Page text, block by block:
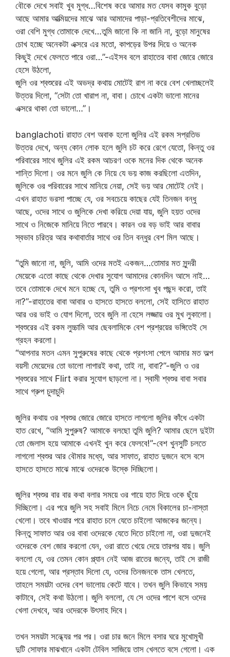
বৌকে দেখে সবাই খুব মুগ্ধ…বিশেষ করে আমার মত যেসব কামুক বুড়ো
আছে আমার আত্মিয়দের মাঝে আর আমাদের পাড়া-প্রতিবেশীদের মাঝে,
ওরা বেশি মুগ্ধ তোমাকে দেখে…তুমি জানো কি না জানি না, বুড়ো মানুষের
চোখ হচ্ছে অনেকটা এক্সরে এর মতো, কাপড়ের উপর দিয়ে ও অনেক
কিছুই দেখে ফেলতে পারে ওরা…”-এইসব বলে রাহাতের বাবা জোরে জোরে
হেসে উঠলো,
জুলি ওর শ্বশুরের এই অভদ্র কথায় মোটেই রাগ না করে বেশ খেলাচ্ছলেই
উত্তর দিলো, “সেটা তো খারাপ না, বাবা। চোখে একটা ভালো মানের
এক্সরে থাকা তো ভালো…”।
banglachoti রাহাত বেশ অবাক হলো জুলির এই রকম সপ্রতিভ
উত্তর দেখে, অন্য কোন লোক হলে জুলি চট করে রেগে যেতো, কিন্তু ওর
পরিবারের সাথে জুলির এই রকম আচরণ ওকে মনের দিক থেকে অনেক
শান্তি দিলো। ওর মনে জুলি কে নিয়ে যে ভয় কাজ করছিলো এতদিন,
জুলিকে ওর পরিবারের সাথে মানিয়ে নেয়া, সেই ভয় আর মোটেই নেই।
এখন রাহাত ভরসা পাচ্ছে যে, ওর সবচেয়ে কাছের যেই তিনজন বন্ধু
আছে, ওদের সাথে ও জুলিকে দেখা করিয়ে দেয়া যায়, জুলি হয়ত ওদের
সাথে ও নিজেকে মানিয়ে নিতে পারবে। কারন ওর বড় ভাই আর বাবার
স্বভাব চরিত্র আর কথাবার্তার সাথে ওর তিন বন্ধুর বেশ মিল আছে।
“তুমি জানো না, জুলি, আমি ওদের মতই একজন…তোমার মত সুন্দরী
মেয়েকে এতো কাছে থেকে দেখার সুযোগ আমাদের কোনদিন আসে নাই…
তবে তোমাকে দেখে মনে হচ্ছে যে, তুমি ও প্রশংসা খুব পছন্দ করো, তাই
না?”-রাহাতের বাবা আবার ও হাসতে হাসতে বললো, সেই হাসিতে রাহাত
আর ওর ভাই ও যোগ দিলো, তবে জুলি না হেসে লজ্জায় ওর মুখ লুকালো।
শ্বশুরের এই রকম লুচ্চামি আর ছেবলামিকে বেশ প্রশ্রয়ের ভঙ্গিতেই সে
গ্রহন করলো।
“আপনার মতন এমন সুপুরুষের কাছে থেকে প্রশংসা পেলে আমার মত অল্প
বয়সী মেয়েদের তো ভালো লাগারই কথা, তাই না, বাবা?”-জুলি ও ওর
শ্বশুরের সাথে Flirt করার সুযোগ ছাড়লো না। স্বামী শ্বশুর বাবা সবার
সাথে গ্রুপ চুদাচুদি
জুলির কথায় ওর শ্বশুর জোরে জোরে হাসতে লাগলো জুলির কাঁধে একটা
হাত রেখে, “আমি সুপুরুষ? আমাকে বলছো তুমি জুলি? আমার ছেলে দুইটা
তো জেলাস হয়ে আমাকে এখনই খুন করে ফেলবে!”-বেশ খুনসুটি চলতে
লাগলো শ্বশুর আর বৌমার মধ্যে, আর সাফাত, রাহাত দুজনে বসে বসে
হাসতে হাসতে মাঝে মাঝে ওদেরকে উস্কে দিচ্ছিলো।
জুলির শ্বশুর বার বার কথা বলার সময়ে ওর গায়ে হাত দিয়ে ওকে ছুঁয়ে
দিচ্ছিলো। এর পরে জুলি সহ সবাই মিলে নিচে নেমে বিকালের চা-নাস্তা
খেলো। তবে খাওয়ার পরে রাহাত চলে যেতে চাইলো আজকের জন্যে।
কিন্তু সাফাত আর ওর বাবা ওদেরকে যেতে দিতে চাইলো না, ওরা দুজনেই
ওদেরকে বেশ জোর করলো যেন, ওরা রাতে খেয়ে দেয়ে তারপর যায়। জুলি
বললো যে, ওর তেমন কোন প্ল্যান নেই আজ রাতের জন্যে, তাই সে রাজী
হয়ে গেলো, আর প্রস্তাব দিলো যে, ওদের তিনজনকে তাস খেলতে,
তাহলে সময়টা ওদের বেশ ভালোয় কেটে যাবে। তখন জুলি কিভাবে সময়
কাটাবে, সেই কথা উঠলো। জুলি বললো, যে সে ওদের পাশে বসে ওদের
খেলা দেখবে, আর ওদেরকে উৎসাহ দিবে।
তখন সময়টা সন্ধ্যের পর পর। ওরা চার জনে মিলে বসার ঘরে মুখোমুখী
দুটি সোফার মাঝখানে একটা টেবিল সাজিয়ে তাস খেলতে বসে গেলো। এক